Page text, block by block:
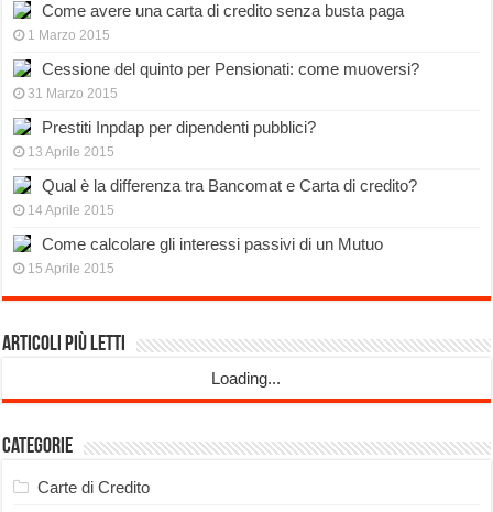
Come avere una carta di credito senza busta paga
1 Marzo 2015
Cessione del quinto per Pensionati: come muoversi?
31 Marzo 2015
Prestiti Inpdap per dipendenti pubblici?
13 Aprile 2015
Qual è la differenza tra Bancomat e Carta di credito?
14 Aprile 2015
Come calcolare gli interessi passivi di un Mutuo
15 Aprile 2015
Articoli più Letti
Loading...
Categorie
Carte di Credito